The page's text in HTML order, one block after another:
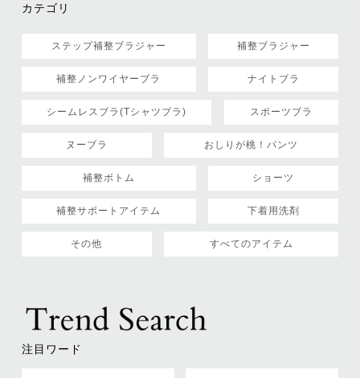
カテゴリ
ステップ補整ブラジャー 補整ブラジャー
補整ノンワイヤーブラ ナイトブラ
シームレスブラ(Tシャツブラ) スポーツブラ
ヌーブラ おしりが桃！パンツ
補整ボトム ショーツ
補整サポートアイテム 下着用洗剤
その他 すべてのアイテム
注目ワード